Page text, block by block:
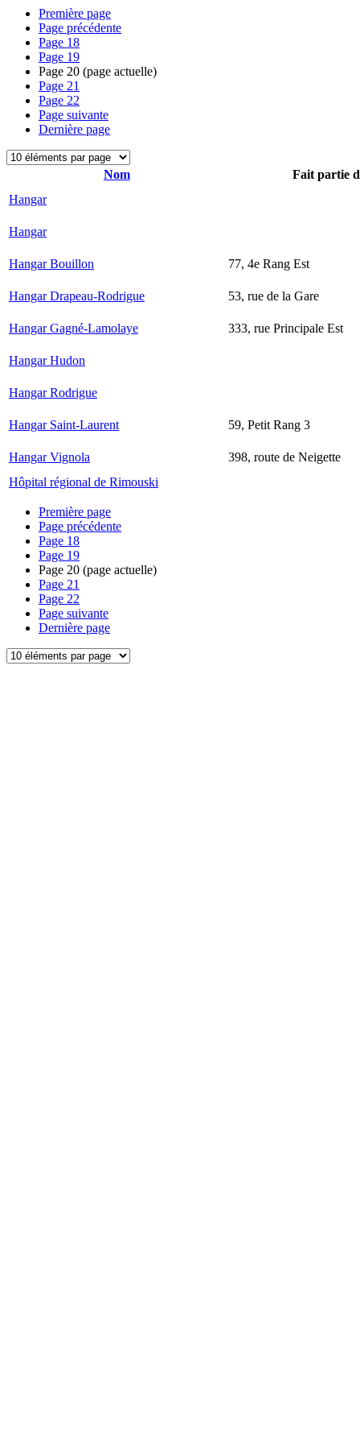
Première page
Page précédente
Page 18
Page 19
Page 20 (page actuelle)
Page 21
Page 22
Page suivante
Dernière page
Nom
Fait partie
Hangar
Hangar
Hangar Bouillon 77, 4e Rang Est
Hangar Drapeau-Rodrigue 53, rue de la Gare
Hangar Gagné-Lamolaye 333, rue Principale Est
Hangar Hudon
Hangar Rodrigue
Hangar Saint-Laurent 59, Petit Rang 3
Hangar Vignola
398, route de Neigette
Hôpital régional de Rimouski
Première page
Page précédente
Page 18
Page 19
Page 20 (page actuelle)
Page 21
Page 22
Page suivante
Dernière page